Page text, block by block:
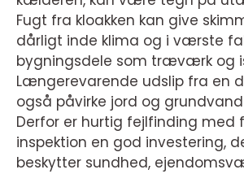
Fugt fra kloakken kan give
dårligt inde klima og i værste
bygningsdele som træværk og
Længerevarende udslip fra en
også påvirke jord og
Derfor er hurtig fejlfinding med
inspektion en god investering,
beskytter sundhed,